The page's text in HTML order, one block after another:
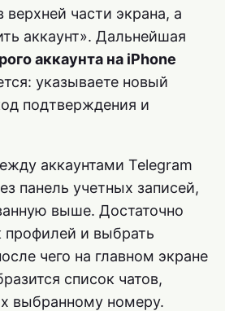
части экрана, а
аккаунт». Дальнейшая
аккаунта на iPhone
указываете новый
подтверждения и
аккаунтами Telegram
панель учетных записей,
выше. Достаточно
профилей и выбрать
чего на главном экране
список чатов,
выбранному номеру.